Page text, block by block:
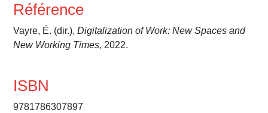
Référence
Vayre, É. (dir.),Digitalization of Work: New Spaces and
New Working Times, 2022.
ISBN
9781786307897